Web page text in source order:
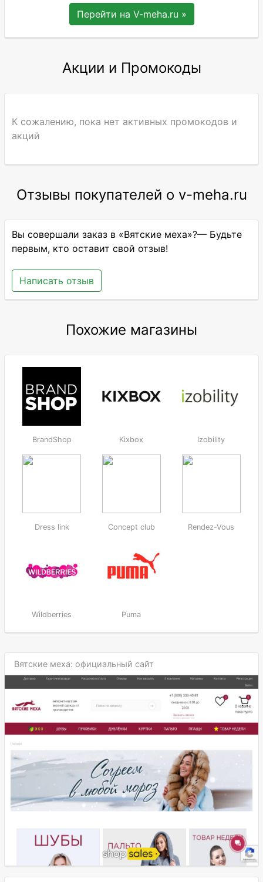
Перейти на V-meha.ru »
Акции и Промокоды
К сожалению, пока нет активных промокодов и
акций
Отзывы покупателей о v-meha.ru
Вы совершали заказ в «Вятские меха»?— Будьте
первым, кто оставит свой отзыв!
Написать отзыв
Похожие магазины
BrandShop Kixbox Izobility
Dress link Concept club Rendez-Vous
Wildberries Puma
Вятские меха: официальный сайт